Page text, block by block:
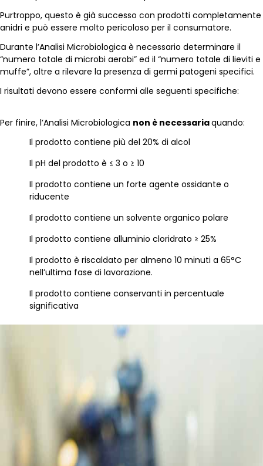
Purtroppo, questo è già successo con prodotti completamente
anidri e può essere molto pericoloso per il consumatore.
Durante l’Analisi Microbiologica è necessario determinare il
“numero totale di microbi aerobi” ed il “numero totale di lieviti e
muffe”, oltre a rilevare la presenza di germi patogeni specifici.
I risultati devono essere conformi alle seguenti specifiche:
Per finire, l’Analisi Microbiologica non è necessariaquando:
Il prodotto contiene più del 20% di alcol
Il pH del prodotto è ≤ 3 o ≥ 10
Il prodotto contiene un forte agente ossidante o
riducente
Il prodotto contiene un solvente organico polare
Il prodotto contiene alluminio cloridrato ≥ 25%
Il prodotto è riscaldato per almeno 10 minuti a 65°C
nell’ultima fase di lavorazione.
Il prodotto contiene conservanti in percentuale
significativa